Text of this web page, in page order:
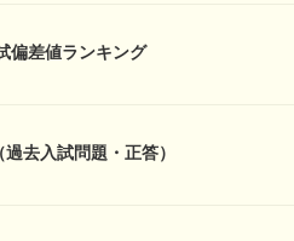
偏差値ランキング
去入試問題・正答）